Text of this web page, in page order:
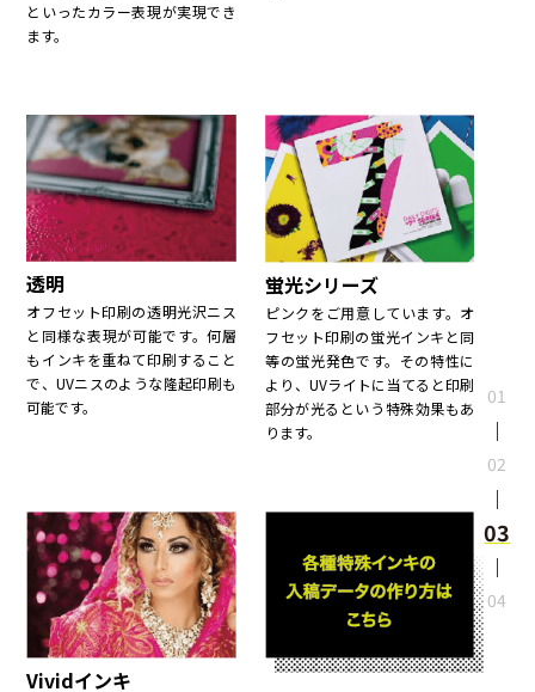
といったカラー表現が実現でき
ます。
透明
オフセット印刷の透明光沢ニス
と同様な表現が可能です。何層
もインキを重ねて印刷すること
で、UVニスのような隆起印刷も
可能です。
蛍光シリーズ
ピンクをご用意しています。オ
フセット印刷の蛍光インキと同
等の蛍光発色です。その特性に
より、UVライトに当てると印刷
部分が光るという特殊効果もあ
ります。
Vividインキ
01
02
03
04